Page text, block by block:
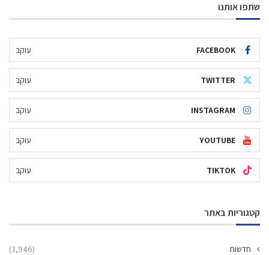
שתפו אותנו
FACEBOOK עוקב
TWITTER עוקב
INSTAGRAM עוקב
YOUTUBE עוקב
TIKTOK עוקב
קטגוריות באתר
חדשות (3,946)